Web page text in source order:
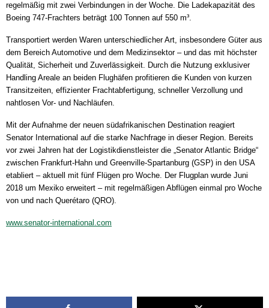
regelmäßig mit zwei Verbindungen in der Woche. Die Ladekapazität des
Boeing 747-Frachters beträgt 100 Tonnen auf 550 m³.
Transportiert werden Waren unterschiedlicher Art, insbesondere Güter aus
dem Bereich Automotive und dem Medizinsektor – und das mit höchster
Qualität, Sicherheit und Zuverlässigkeit. Durch die Nutzung exklusiver
Handling Areale an beiden Flughäfen profitieren die Kunden von kurzen
Transitzeiten, effizienter Frachtabfertigung, schneller Verzollung und
nahtlosen Vor- und Nachläufen.
Mit der Aufnahme der neuen südafrikanischen Destination reagiert
Senator International auf die starke Nachfrage in dieser Region. Bereits
vor zwei Jahren hat der Logistikdienstleister die „Senator Atlantic Bridge“
zwischen Frankfurt-Hahn und Greenville-Spartanburg (GSP) in den USA
etabliert – aktuell mit fünf Flügen pro Woche. Der Flugplan wurde Juni
2018 um Mexiko erweitert – mit regelmäßigen Abflügen einmal pro Woche
von und nach Querétaro (QRO).
www.senator-international.com